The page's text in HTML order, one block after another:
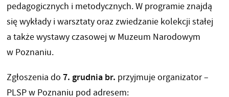
pedagogicznych i metodycznych. W programie znajdą
się wykłady i warsztaty oraz zwiedzanie kolekcji stałej
a także wystawy czasowej w Muzeum Narodowym
w Poznaniu.
Zgłoszenia do 7. grudnia br. przyjmuje organizator –
PLSP w Poznaniu pod adresem: